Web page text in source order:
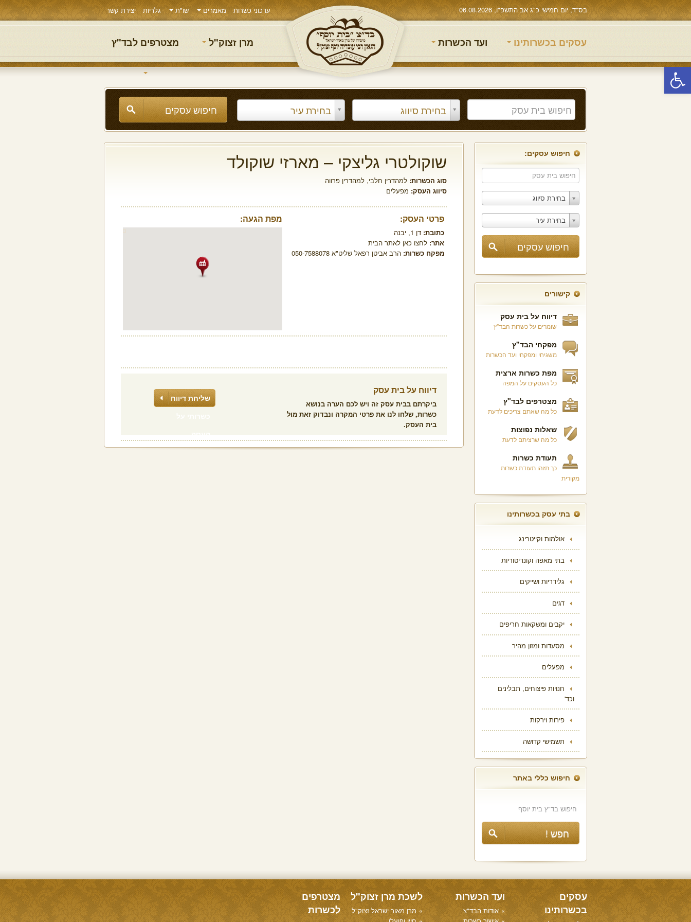
פתח סרגל נגישות
בס"ד, יום חמישי כ"ג אב התשפ"ו, 06.08.2026 עדכוני כשרות מאמרים שו"ת גלריות יצירת קשר
עסקים בכשרותינו ועד הכשרות מרן זצוק"ל מצטרפים לבד"ץ
בחירת סיווג בחירת עיר
חיפוש עסקים:
בחירת סיווג
בחירת עיר
קישורים
דיווח על בית עסק
שומרים על כשרות הבד"ץ
מפקחי הבד"ץ
משגיחי ומפקחי ועד הכשרות
מפת כשרות ארצית
כל העסקים על המפה
מצטרפים לבד"ץ
כל מה שאתם צריכים לדעת
שאלות נפוצות
כל מה שרציתם לדעת
תעודת כשרות
כך תזהו תעודת כשרות
מקורית
בתי עסק בכשרותינו
אולמות וקייטרינג
בתי מאפה וקונדיטוריות
גלידריות ושייקים
דגים
יקבים ומשקאות חריפים
מסעדות ומזון מהיר
מפעלים
חנויות פיצוחים, תבלינים
וכד'
פירות וירקות
תשמישי קדושה
חיפוש כללי באתר
שוקולטרי גליצקי – מארזי שוקולד
סוג הכשרות: למהדרין חלבי, למהדרין פרווה
סיווג העסק: מפעלים
פרטי העסק:
כתובת: דן 1, יבנה
אתר: לחצו כאן לאתר הבית
מפקח כשרות: הרב אביטן רפאל שליט"א 050-7588078
מפת הגעה:
דיווח על בית עסק
ביקרתם בבית עסק זה ויש לכם הערה בנושא
כשרות, שלחו לנו את פרטי המקרה ונבדוק זאת מול
בית העסק.
שליחת דיווח
עסקים
בכשרותינו
ועד הכשרות
אודות הבד"צ
לשכת מרן זצוק"ל
מרן מאור ישראל זצוק"ל
מצטרפים
לכשרות